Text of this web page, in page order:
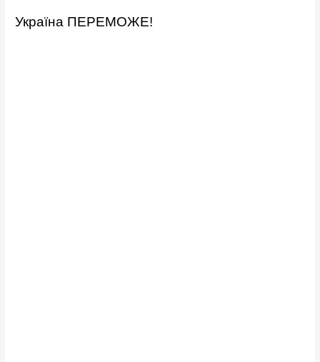
Україна ПЕРЕМОЖЕ!